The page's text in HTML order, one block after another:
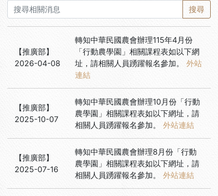
搜尋
【推廣部】
2026-04-08
轉知中華民國農會辦理115年4月份
「行動農學園」相關課程表如以下網
址，請相關人員踴躍報名參加。
外站
連結
【推廣部】
2025-10-07
轉知中華民國農會辦理10月份「行動
農學園」相關課程表如以下網址，請
相關人員踴躍報名參加。
外站連結
【推廣部】
2025-07-16
轉知中華民國農會辦理8月份「行動
農學園」相關課程表如以下網址，請
相關人員踴躍報名參加。
外站連結